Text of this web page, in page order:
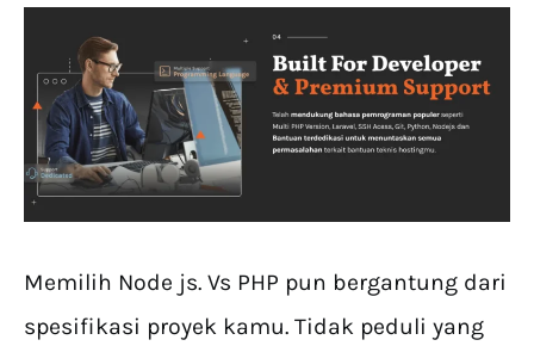
Memilih Node js. Vs PHP pun bergantung dari
spesifikasi proyek kamu. Tidak peduli yang